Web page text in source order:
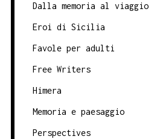
Dalla memoria al viaggio
Eroi di Sicilia
Favole per adulti
Free Writers
Himera
Memoria e paesaggio
Perspectives